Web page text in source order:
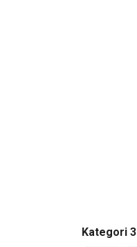
Kategori 3